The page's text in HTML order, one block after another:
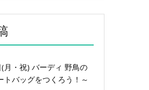
・祝) バーディ 野鳥の
トバッグをつくろう！～